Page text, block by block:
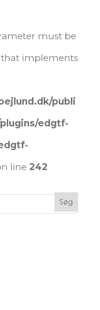
must be
implements
publi
edgtf-
line 242